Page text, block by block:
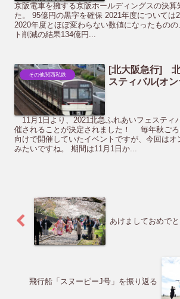
京阪電車を擁する京阪ホールディングスの決算
た。 95億円の黒字を確保 2021年度については
2020年度とほぼ変わらない数値になったもの
ト削減の結果134億円...
その他関西私鉄
[北大阪急行]
スティバル(オ
11月1日より、2021北急ふれあいフェスティ
催されることが決定されました！ 毎年秋ごろ
向けで開催していたイベントですが、今回はオ
みたいですね。 期間は11月1日か...
あけましておめで
飛行船「スヌーピーJ号」を振り返る